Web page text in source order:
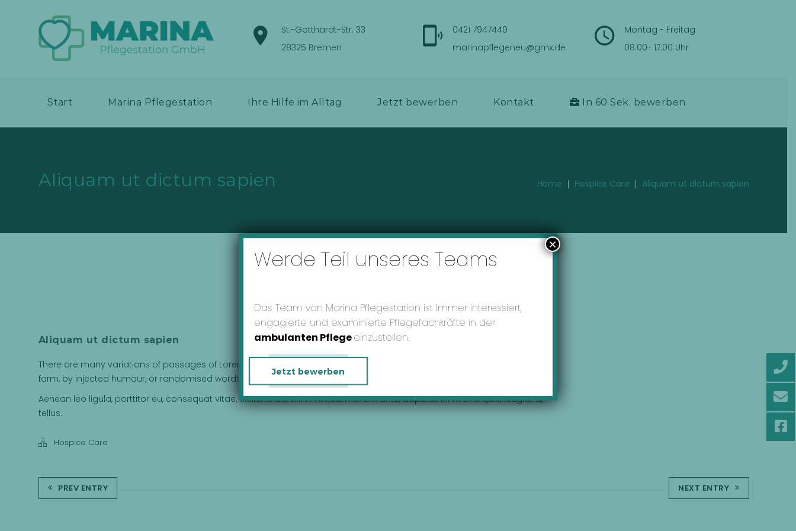
St.-Gotthardt-Str. 33
28325 Bremen
0421 7947440
marinapflegeneu@gmx.de
Montag - Freitag
08:00- 17:00 Uhr
Start Marina Pflegestation Ihre Hilfe im Alltag Jetzt bewerben Kontakt In 60 Sek. bewerben
Aliquam ut dictum sapien Home Hospice Care Aliquam ut dictum sapien
Aliquam ut dictum sapien
There are many variations of passages of Lorem Ipsum available, but the majority have suffered alteration in some
form, by injected humour, or randomised words which don’t look even slightly believable.
Aenean leo ligula, porttitor eu, consequat vitae, eleifend ac, enim. Aliquam lorem ante, dapibus in, viverra quis, feugiat a,
tellus.
Hospice Care
PREV ENTRY NEXT ENTRY
Werde Teil unseres Teams
Das Team von Marina Pflegestation ist immer interessiert,
engagierte und examinierte Pflegefachkräfte in der
ambulanten Pflegeeinzustellen.
Jetzt bewerben
×